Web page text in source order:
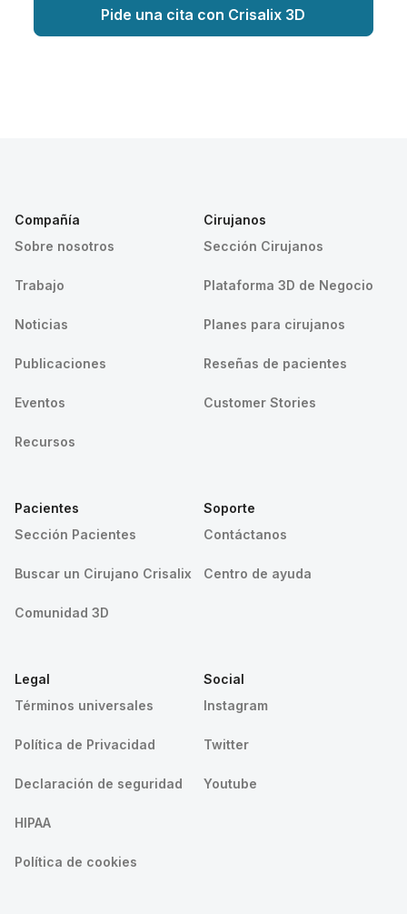
Pide una cita con Crisalix 3D
Compañía
Sobre nosotros
Trabajo
Noticias
Publicaciones
Eventos
Recursos
Cirujanos
Sección Cirujanos
Plataforma 3D de Negocio
Planes para cirujanos
Reseñas de pacientes
Customer Stories
Pacientes
Sección Pacientes
Buscar un Cirujano Crisalix
Comunidad 3D
Soporte
Contáctanos
Centro de ayuda
Legal
Términos universales
Política de Privacidad
Declaración de seguridad
HIPAA
Política de cookies
Social
Instagram
Twitter
Youtube